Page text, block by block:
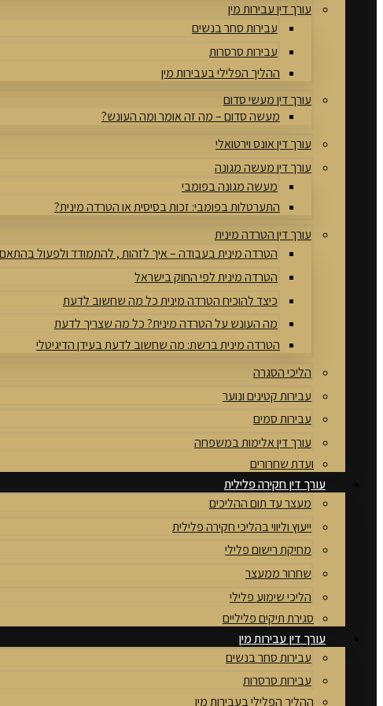
עורך דין עבירות מין
עבירות סחר בנשים
עבירות סרסרות
ההליך הפלילי בעבירות מין
עורך דין מעשי סדום
מעשה סדום – מה זה אומר ומה העונש?
עורך דין אונס וירטואלי
עורך דין מעשה מגונה
מעשה מגונה בפומבי
התערטלות בפומבי: זכות בסיסית או הטרדה מינית?
עורך דין הטרדה מינית
הטרדה מינית בעבודה – איך לזהות , להתמודד ולפעול
הטרדה מינית לפי החוק בישראל
כיצד להוכיח הטרדה מינית כל מה שחשוב לדעת
מה העונש על הטרדה מינית? כל מה שצריך לדעת
הטרדה מינית ברשת: מה שחשוב לדעת בעידן הדיגיטלי
הליכי הסגרה
עבירות קטינים ונוער
עבירות סמים
עורך דין אלימות במשפחה
ועדת שחרורים
עורך דין חקירה פלילית
מעצר עד תום ההליכים
ייעוץ וליווי בהליכי חקירה פלילית
מחיקת רישום פלילי
שחרור ממעצר
הליכי שימוע פלילי
סגירת תיקים פליליים
עורך דין עבירות מין
עבירות סחר בנשים
עבירות סרסרות
ההליך הפלילי בעבירות מין